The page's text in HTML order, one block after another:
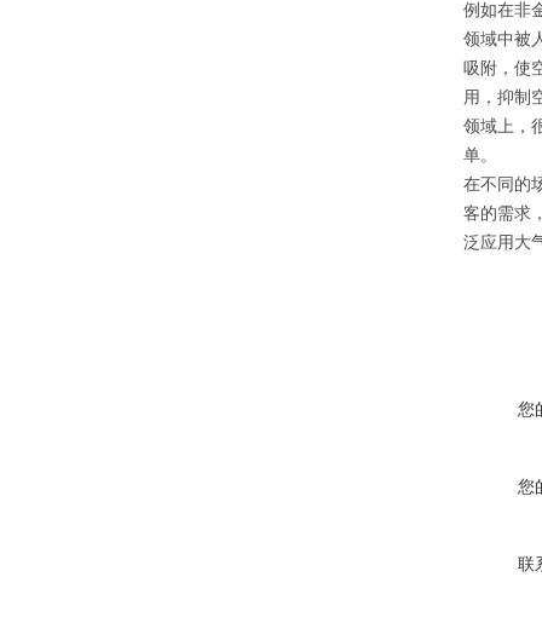
例如在非
领域中被
吸附，使
用，抑制
领域上，
单。
在不同的
客的需求
泛应用大
您
您
联